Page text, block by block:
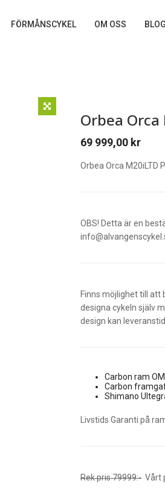
FÖRMÅNSCYKEL OM OSS
Orbea Orca
69 999,00 kr
Orbea Orca M20iLTD
OBS! Detta är en
Finns möjlighet till att
designa cykeln själv
design kan
Carbon ram
Carbon
Shimano
Livstids Garanti på
Rek pris 79999:- Vårt